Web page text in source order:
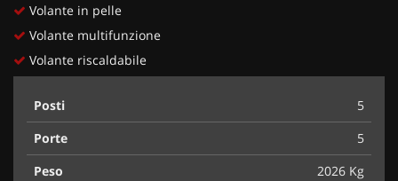
Volante in pelle
Volante multifunzione
Volante riscaldabile
Posti
5
Porte
5
Peso
2026 Kg